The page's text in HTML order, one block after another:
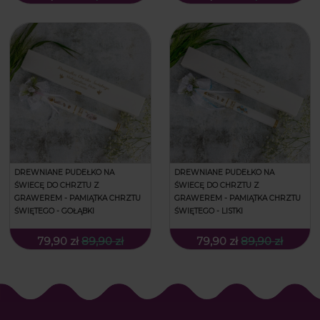
DREWNIANE PUDEŁKO NA
ŚWIECĘ DO CHRZTU Z
GRAWEREM - PAMIĄTKA CHRZTU
ŚWIĘTEGO - GOŁĄBKI
79,90 zł 89,90 zł
DREWNIANE PUDEŁKO NA
ŚWIECĘ DO CHRZTU Z
GRAWEREM - PAMIĄTKA CHRZTU
ŚWIĘTEGO - LISTKI
79,90 zł 89,90 zł